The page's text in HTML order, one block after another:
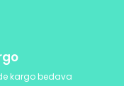
kargo bedava